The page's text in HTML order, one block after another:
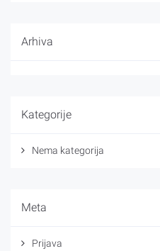
Arhiva
Kategorije
Nema kategorija
Meta
Prijava